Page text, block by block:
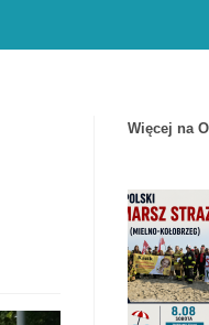
Więcej na